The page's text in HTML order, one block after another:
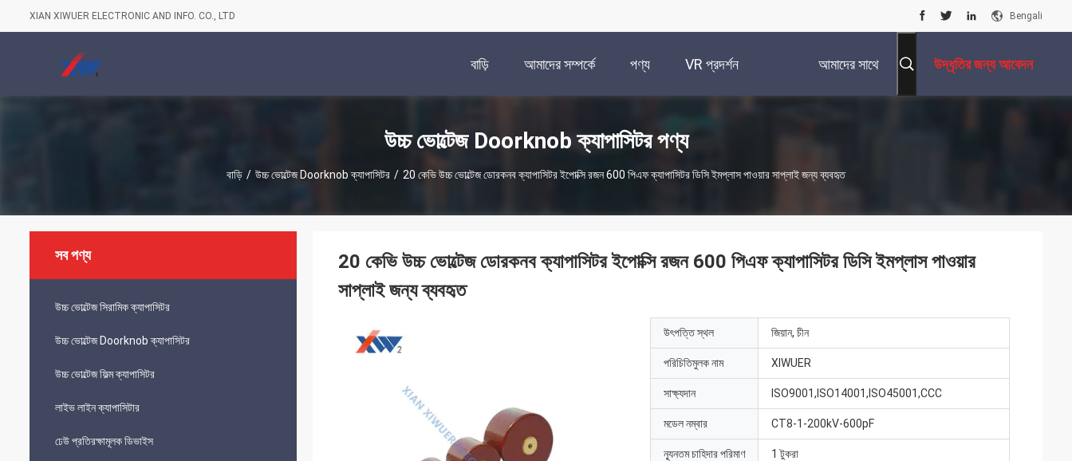
XIAN XIWUER ELECTRONIC AND INFO. CO., LTD Bengali
বাড়ি আমাদের সম্পর্কে পণ্য VR প্রদর্শন আমাদের সাথে উদ্ধৃতির জন্য আবেদন
উচ্চ ভোল্টেজ Doorknob ক্যাপাসিটর পণ্য
বাড়ি / উচ্চ ভোল্টেজ Doorknob ক্যাপাসিটর / 20 কেভি উচ্চ ভোল্টেজ ডোরকনব ক্যাপাসিটর ইপোক্সি রজন 600 পিএফ ক্যাপাসিটর ডিসি ইমপ্লাস পাওয়ার সাপ্লাই জন্য ব্যবহৃত
সব পণ্য
উচ্চ ভোল্টেজ সিরামিক ক্যাপাসিটর
উচ্চ ভোল্টেজ Doorknob ক্যাপাসিটর
উচ্চ ভোল্টেজ ফিল্ম ক্যাপাসিটর
লাইভ লাইন ক্যাপাসিটার
ঢেউ প্রতিরক্ষামূলক ডিভাইস
20 কেভি উচ্চ ভোল্টেজ ডোরকনব ক্যাপাসিটর ইপোক্সি রজন 600 পিএফ ক্যাপাসিটর ডিসি ইমপ্লাস পাওয়ার
সাপ্লাই জন্য ব্যবহৃত
উৎপত্তি স্থল জিয়ান, চীন
পরিচিতিমুলক নাম XIWUER
সাক্ষ্যদান ISO9001,ISO14001,ISO45001,CCC
মডেল নম্বার CT8-1-200kV-600pF
ন্যূনতম চাহিদার পরিমাণ 1 টুকরা